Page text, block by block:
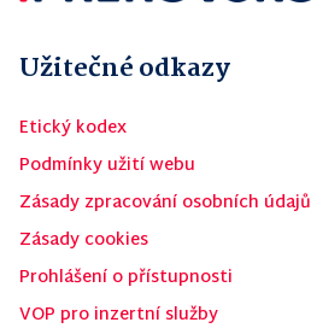
Užitečné odkazy
Etický kodex
Podmínky užití webu
Zásady zpracování osobních údajů
Zásady cookies
Prohlášení o přístupnosti
VOP pro inzertní služby